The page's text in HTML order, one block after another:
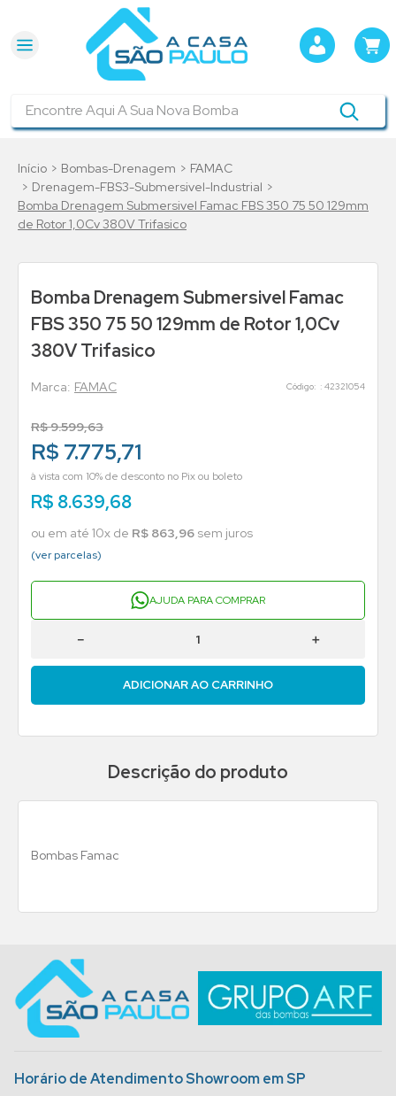
Bombas-Drenagem
FAMAC
Drenagem-FBS3-Submersivel-Industrial
Bomba Drenagem Submersivel Famac FBS 350 75 50 129mm
de Rotor 1,0Cv 380V Trifasico
Bomba Drenagem Submersivel Famac
FBS 350 75 50 129mm de Rotor 1,0Cv
380V Trifasico
FAMAC : 42321054
R$9.599,63
R$ 7.775,71
à vista com 10% de desconto no Pix ou boleto
R$ 8.639,68
ou em até 10x de R$ 863,96 sem juros
(ver parcelas)
AJUDA PARA COMPRAR
＋
－
ADICIONAR AO CARRINHO
Descrição do produto
Bombas Famac
Horário de Atendimento Showroom em SP